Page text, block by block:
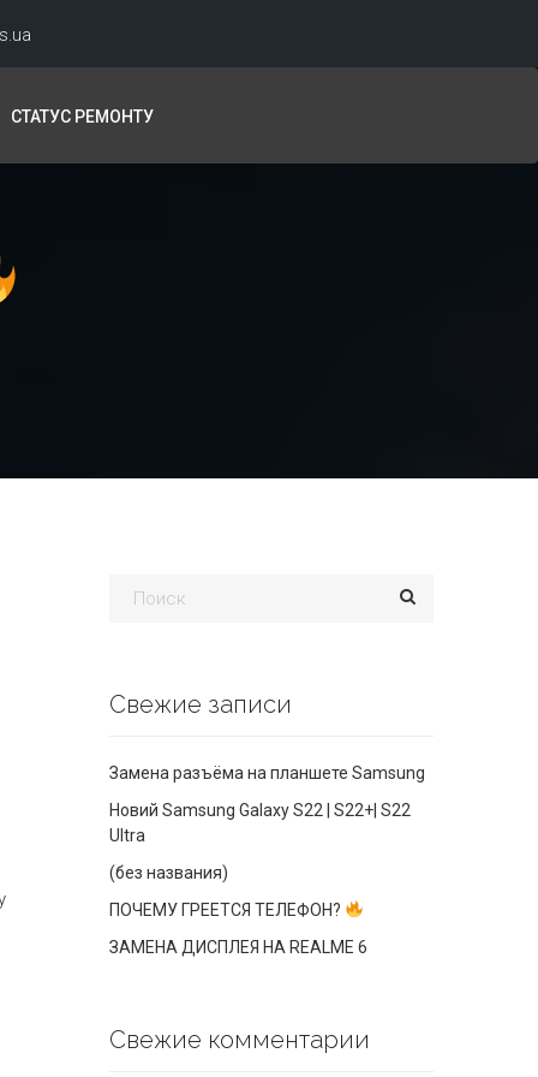
СТАТУС РЕМОНТУ
Свежие записи
Замена разъёма на планшете Samsung
Новий Samsung Galaxy S22 | S22+| S22
Ultra
(без названия)
ПОЧЕМУ ГРЕЕТСЯ ТЕЛЕФОН?
ЗАМЕНА ДИСПЛЕЯ НА REALME 6
Свежие комментарии